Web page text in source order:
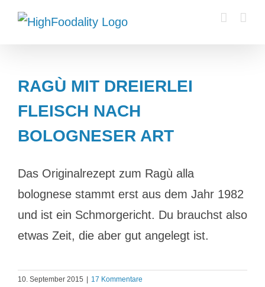
Zum
Inhalt
RAGÙ MIT DREIERLEI
FLEISCH NACH
BOLOGNESER ART
Das Originalrezept zum Ragù alla
bolognese stammt erst aus dem Jahr 1982
und ist ein Schmorgericht. Du brauchst also
etwas Zeit, die aber gut angelegt ist.
10. September 2015
17 Kommentare